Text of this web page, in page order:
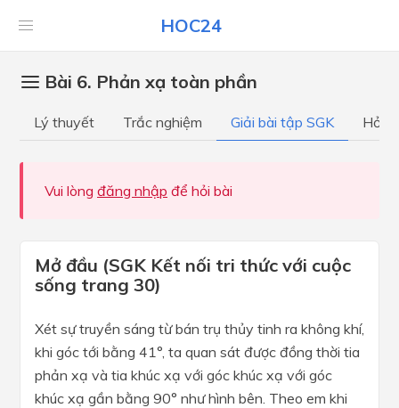
HOC24
Bài 6. Phản xạ toàn phần
Lý thuyết Trắc nghiệm Giải bài tập SGK Hỏi
Vui lòng đăng nhập để hỏi bài
Mở đầu (SGK Kết nối tri thức với cuộc
sống trang 30)
Xét sự truyền sáng từ bán trụ thủy tinh ra không khí,
khi góc tới bằng 41°, ta quan sát được đồng thời tia
phản xạ và tia khúc xạ với góc khúc xạ với góc
khúc xạ gần bằng 90° như hình bên. Theo em khi